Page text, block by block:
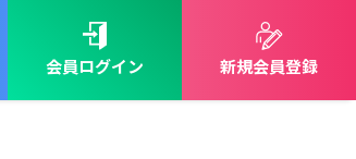
会員ログイン 新規会員登録